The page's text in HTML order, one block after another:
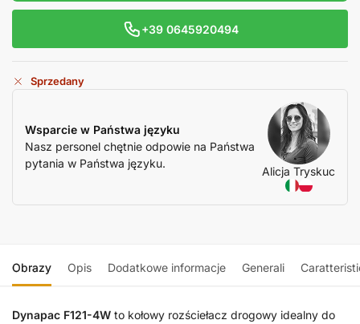
+39 0645920494
Sprzedany
Wsparcie w Państwa języku
Nasz personel chętnie odpowie na Państwa
pytania w Państwa języku.
Alicja Tryskuc
Obrazy Opis Dodatkowe informacje Generali
Dynapac F121-4W to kołowy rozściełacz drogowy idealny do